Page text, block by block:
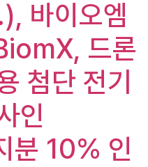
바이오엠
드론
첨단 전기
인
10% 인